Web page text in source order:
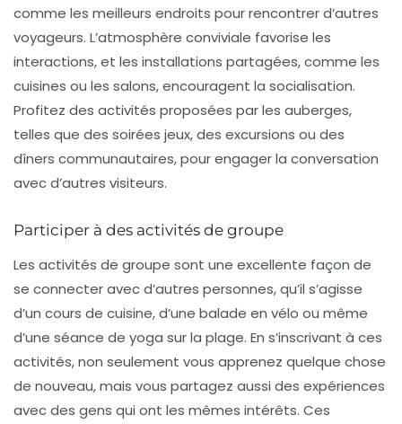
comme les meilleurs endroits pour rencontrer d’autres
voyageurs. L’atmosphère conviviale favorise les
interactions, et les installations partagées, comme les
cuisines ou les salons, encouragent la socialisation.
Profitez des activités proposées par les auberges,
telles que des soirées jeux, des excursions ou des
dîners communautaires, pour engager la conversation
avec d’autres visiteurs.
Participer à des activités de groupe
Les activités de groupe sont une excellente façon de
se connecter avec d’autres personnes, qu’il s’agisse
d’un cours de cuisine, d’une balade en vélo ou même
d’une séance de yoga sur la plage. En s’inscrivant à ces
activités, non seulement vous apprenez quelque chose
de nouveau, mais vous partagez aussi des expériences
avec des gens qui ont les mêmes intérêts. Ces